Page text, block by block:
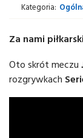
Kategoria:
Za nami
Oto skrót meczu
rozgrywkach